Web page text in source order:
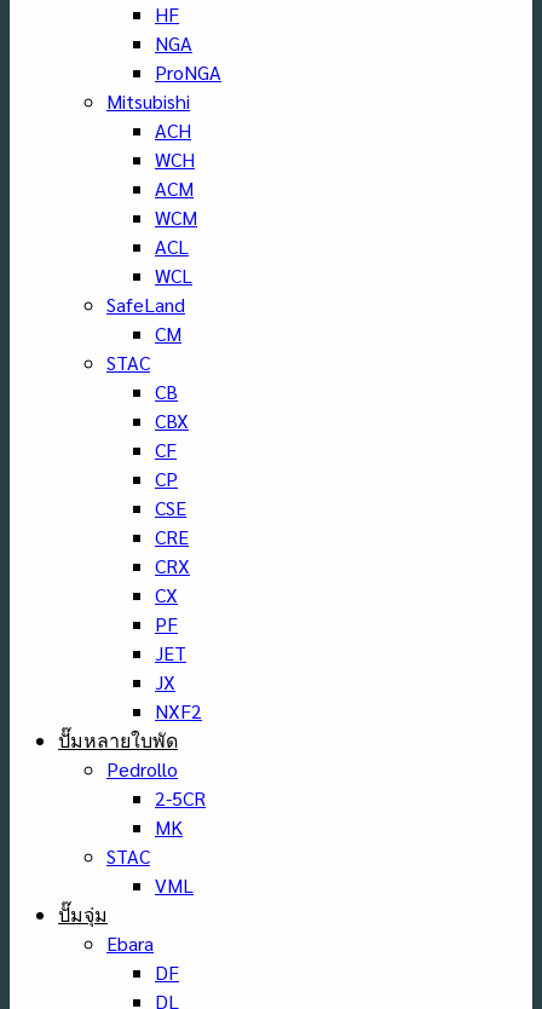
HF
NGA
ProNGA
Mitsubishi
ACH
WCH
ACM
WCM
ACL
WCL
SafeLand
CM
STAC
CB
CBX
CF
CP
CSE
CRE
CRX
CX
PF
JET
JX
NXF2
ปั๊มหลายใบพัด
Pedrollo
2-5CR
MK
STAC
VML
ปั๊มจุ่ม
Ebara
DF
DL